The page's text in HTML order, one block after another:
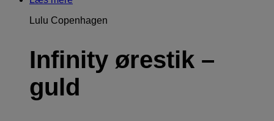
Lulu Copenhagen
Infinity ørestik –
guld